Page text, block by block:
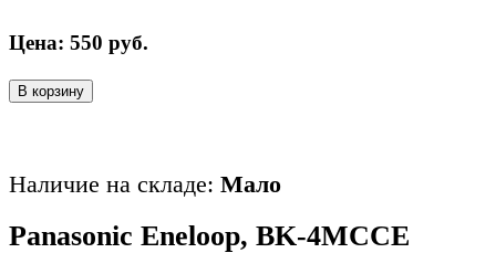
Цена: 550 руб.
В корзину
Наличие на складе: Мало
Panasonic Eneloop, BK-4MCCE